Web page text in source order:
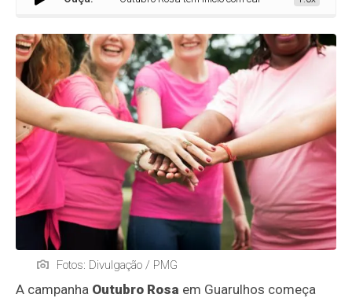
Fotos: Divulgação / PMG
A campanha Outubro Rosa em Guarulhos começa